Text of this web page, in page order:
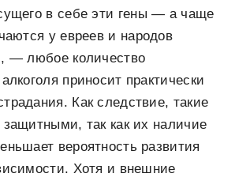
в себе эти гены — а чаще
у евреев и народов
— любое количество
приносит практически
Как следствие, такие
так как их наличие
вероятность развития
Хотя и внешние